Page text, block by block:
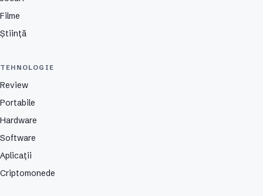
Filme
Știință
TEHNOLOGIE
Review
Portabile
Hardware
Software
Aplicații
Criptomonede